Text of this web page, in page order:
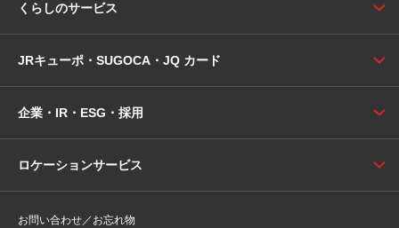
くらしのサービス
JRキューポ・SUGOCA・JQ カード
企業・IR・ESG・採用
ロケーションサービス
お問い合わせ／お忘れ物